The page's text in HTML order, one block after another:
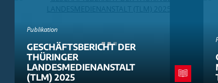
Publikation
GESCHÄFTSBERICHT DER
THÜRINGER
LANDESMEDIENANSTALT
(TLM) 2025